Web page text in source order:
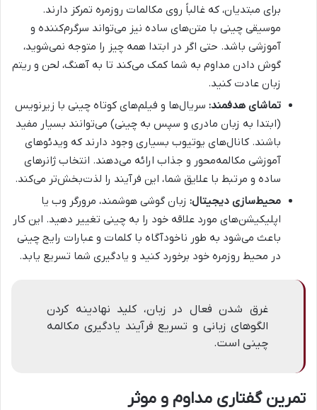
برای مبتدیان، که غالباً روی مکالمات روزمره تمرکز دارند.
موسیقی چینی با متن‌های ساده نیز می‌تواند سرگرم‌کننده و
آموزشی باشد. حتی اگر در ابتدا همه چیز را متوجه نمی‌شوید،
گوش دادن مداوم به شما کمک می‌کند تا به آهنگ، لحن و ریتم
زبان عادت کنید.
تماشای هدفمند: سریال‌ها و فیلم‌های کوتاه چینی با زیرنویس
(ابتدا به زبان مادری و سپس به چینی) می‌توانند بسیار مفید
باشند. کانال‌های یوتیوب بسیاری وجود دارند که ویدئوهای
آموزشی مکالمه‌محور و جذاب ارائه می‌دهند. انتخاب ژانرهای
ساده و مرتبط با علایق شما، این فرآیند را لذت‌بخش‌تر می‌کند.
محیط‌سازی دیجیتال: زبان گوشی هوشمند، مرورگر وب یا
اپلیکیشن‌های مورد علاقه خود را به چینی تغییر دهید. این کار
باعث می‌شود به طور ناخودآگاه با کلمات و عبارات رایج چینی
در محیط روزمره خود برخورد کنید و یادگیری شما تسریع یابد.
غرق شدن فعال در زبان، کلید نهادینه کردن
الگوهای زبانی و تسریع فرآیند یادگیری مکالمه
چینی است.
تمرین گفتاری مداوم و موثر